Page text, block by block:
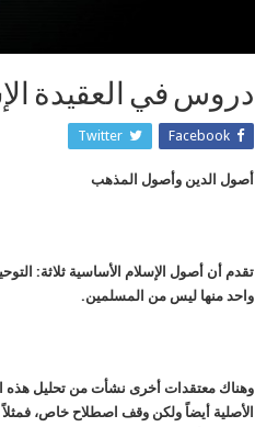
دروس في العقيدة
Facebook
Twitter
أصول الدين وأصول المذهب‏
تقدم أن أصول الإسلام الأساسية ثلاثة:
واحد منها ليس من المسلمين.
وهناك معتقدات أخرى نشأت من تحليل هذه
الأصلية أيضاً ولكن وقف اصطلاح خاص، فمثلاً